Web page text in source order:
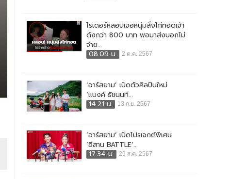
ไรเดอร์หลอนเจอหนุ่มสั่งไก่ทอดเจ้า
ดังกว่า 800 บาท พอมาส่งบอกไม่
จ่าย...
08:09 น.
2 ต.ค. 2567
‘อาร์สยาม’ เปิดตัวศิลปินใหม่
‘แบงค์ ธัชนนท์...
14:21 น.
13 ก.ย. 2567
‘อาร์สยาม’ เปิดโปรเจกต์พิเศษ
‘อีสาน BATTLE’...
17:34 น.
29 ส.ค. 2567